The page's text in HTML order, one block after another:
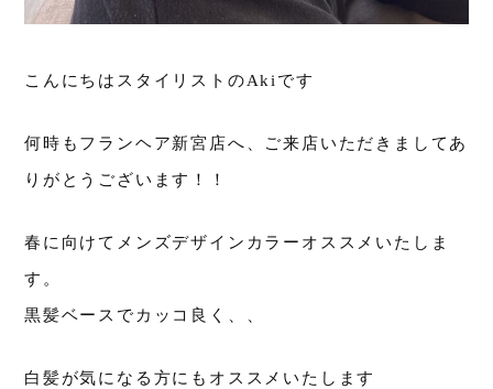
こんにちはスタイリストのAkiです
何時もフランヘア新宮店へ、ご来店いただきましてあ
りがとうございます！！
春に向けてメンズデザインカラーオススメいたしま
す。
黒髪ベースでカッコ良く、、
白髪が気になる方にもオススメいたします